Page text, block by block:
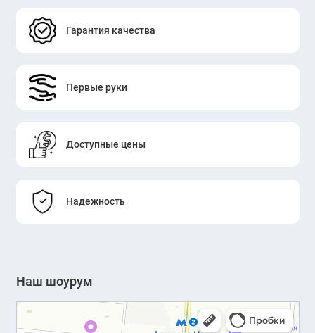
Гарантия качества
Первые руки
Доступные цены
Надежность
Наш шоурум